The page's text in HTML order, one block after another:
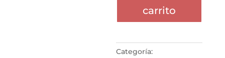
carrito
Categoría: